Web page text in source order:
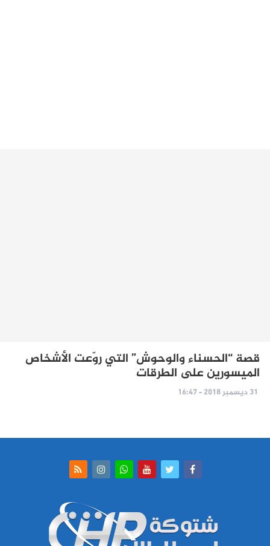
قصة “الحسناء والوحوش” التي روّعت الأشخاص
الميسورين على الطرقات
31 ديسمبر 2018 - 16:47